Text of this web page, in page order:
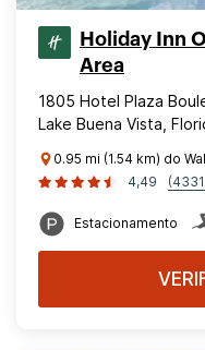
Holiday Inn
Area
1805 Hotel Plaza
Lake Buena Vista,
0.95 mi (1.54 km) do
4,49
Estacionamento